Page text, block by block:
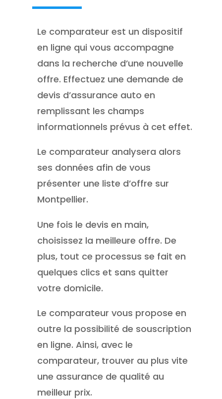
Le comparateur est un dispositif
en ligne qui vous accompagne
dans la recherche d’une nouvelle
offre. Effectuez une demande de
devis d’assurance auto en
remplissant les champs
informationnels prévus à cet effet.
Le comparateur analysera alors
ses données afin de vous
présenter une liste d’offre sur
Montpellier.
Une fois le devis en main,
choisissez la meilleure offre. De
plus, tout ce processus se fait en
quelques clics et sans quitter
votre domicile.
Le comparateur vous propose en
outre la possibilité de souscription
en ligne. Ainsi, avec le
comparateur, trouver au plus vite
une assurance de qualité au
meilleur prix.